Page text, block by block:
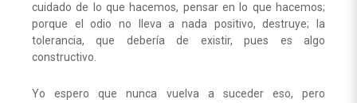
cuidado de lo que hacemos, pensar en lo que hacemos;
porque el odio no lleva a nada positivo, destruye; la
tolerancia, que debería de existir, pues es algo
constructivo.
Yo espero que nunca vuelva a suceder eso, pero